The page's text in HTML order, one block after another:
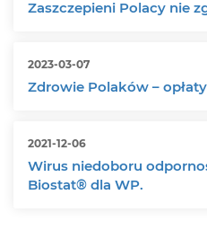
Zaszczepieni Polacy nie
2023-03-07
Zdrowie Polaków –
2021-12-06
Wirus niedoboru
Biostat® dla WP.